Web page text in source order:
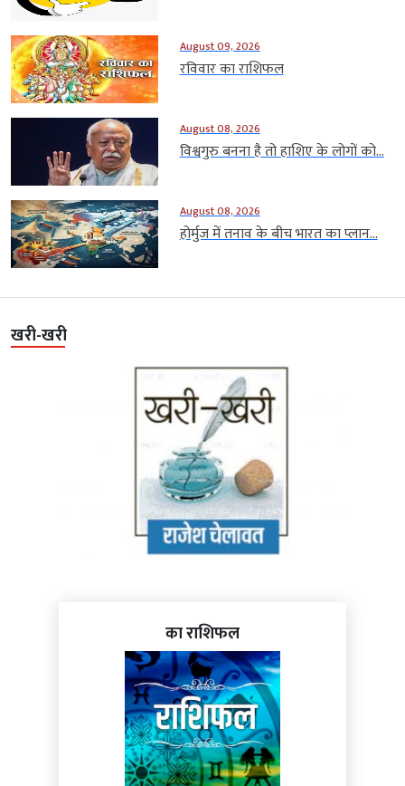
August 09, 2026
रविवार का राशिफल
August 08, 2026
विश्वगुरु बनना है तो हाशिए के लोगों को...
August 08, 2026
होर्मुज में तनाव के बीच भारत का प्लान...
खरी-खरी
का राशिफल